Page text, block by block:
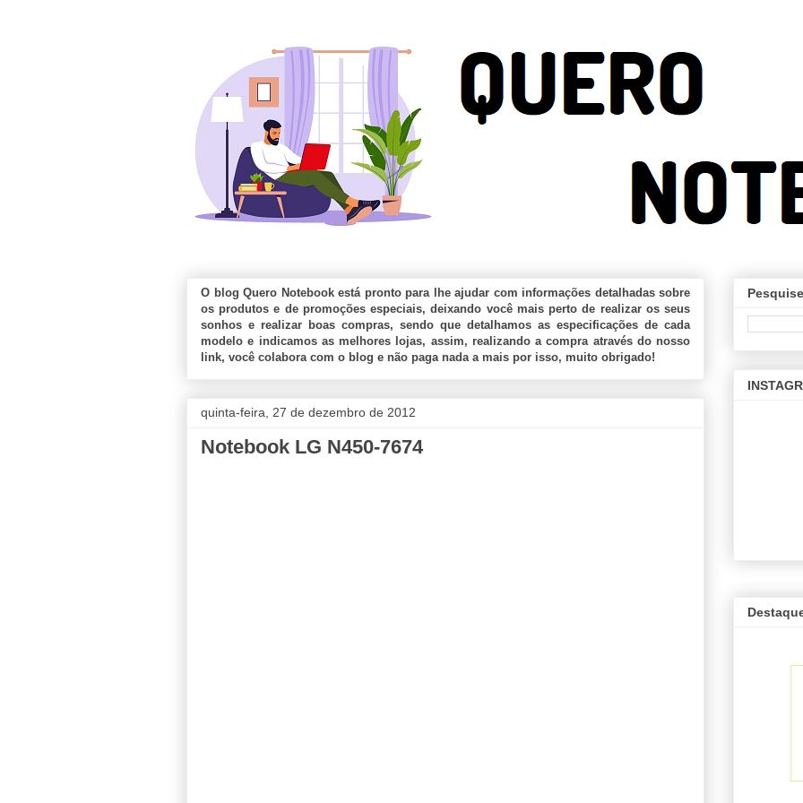
O blog Quero Notebook está pronto para lhe ajudar com informações detalhadas sobre
os produtos e de promoções especiais, deixando você mais perto de realizar os seus
sonhos e realizar boas compras, sendo que detalhamos as especificações de cada
modelo e indicamos as melhores lojas, assim, realizando a compra através do nosso
link, você colabora com o blog e não paga nada a mais por isso, muito obrigado!
quinta-feira, 27 de dezembro de 2012
Notebook LG N450-7674